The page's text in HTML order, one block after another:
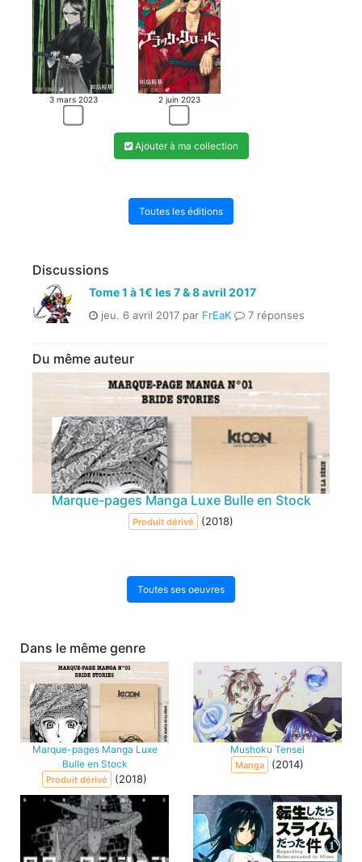
3 mars 2023 2 juin 2023
Ajouter à ma collection
Toutes les éditions
Discussions
Tome 1 à 1€ les 7 & 8 avril 2017
jeu. 6 avril 2017 par FrEaK 7 réponses
Du même auteur
Marque-pages Manga Luxe Bulle en Stock
Produit dérivé (2018)
Toutes ses oeuvres
Dans le même genre
Marque-pages Manga Luxe
Bulle en Stock
Produit dérivé (2018)
Mushoku Tensei
Manga (2014)